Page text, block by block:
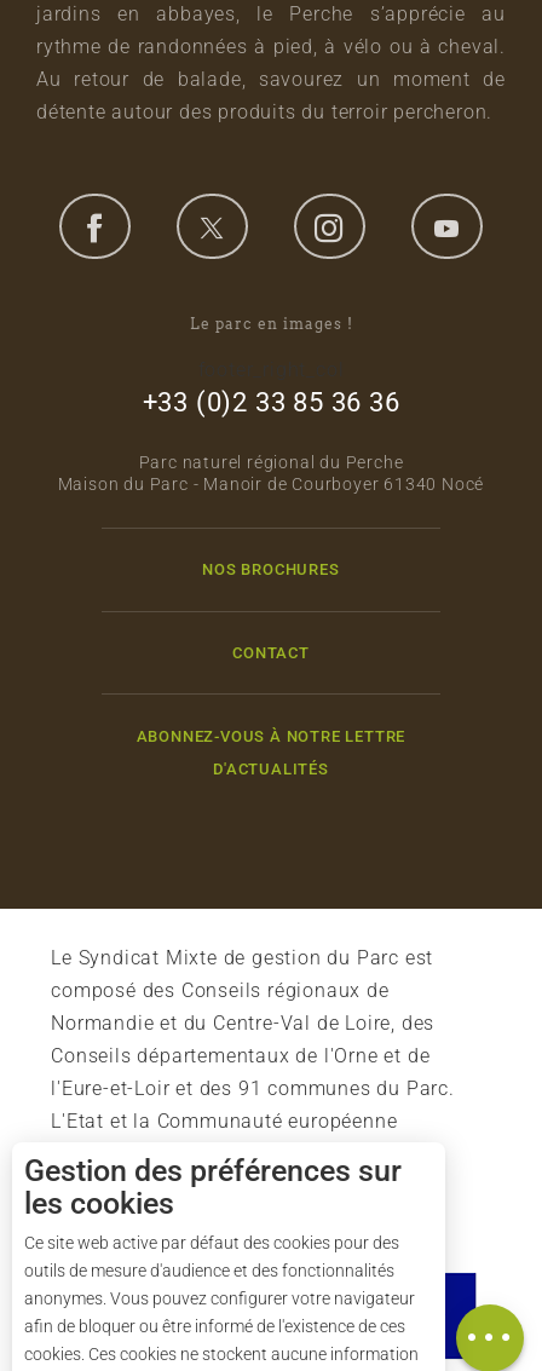
Description
Carte
jardins en abbayes, le Perche s’apprécie au
rythme de randonnées à pied, à vélo ou à cheval.
Au retour de balade, savourez un moment de
détente autour des produits du terroir percheron.
Le parc en images !
+33 (0)2 33 85 36 36
Parc naturel régional du Perche
Maison du Parc - Manoir de Courboyer 61340 Nocé
NOS BROCHURES
CONTACT
ABONNEZ-VOUS À NOTRE LETTRE
D'ACTUALITÉS
Le Syndicat Mixte de gestion du Parc est
composé des Conseils régionaux de
Normandie et du Centre-Val de Loire, des
Conseils départementaux de l'Orne et de
l'Eure-et-Loir et des 91 communes du Parc.
L'Etat et la Communauté européenne
soutiennent également l'action du Parc.
Gestion des préférences sur
les cookies
Ce site web active par défaut des cookies pour des
outils de mesure d'audience et des fonctionnalités
anonymes. Vous pouvez configurer votre navigateur
afin de bloquer ou être informé de l'existence de ces
cookies. Ces cookies ne stockent aucune information